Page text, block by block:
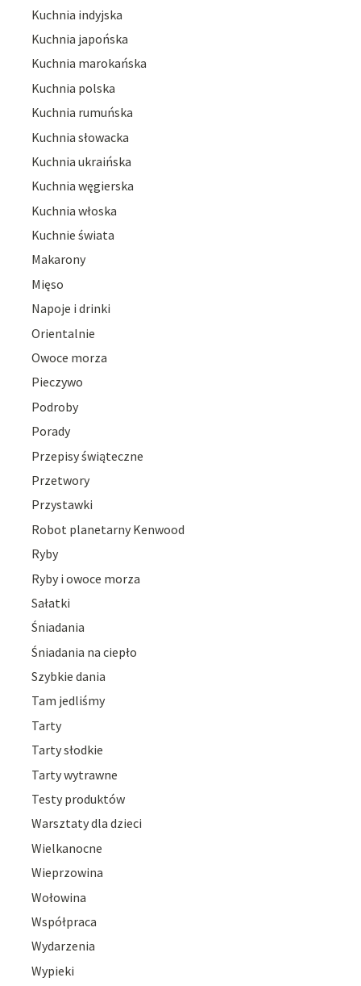
Kuchnia indyjska
Kuchnia japońska
Kuchnia marokańska
Kuchnia polska
Kuchnia rumuńska
Kuchnia słowacka
Kuchnia ukraińska
Kuchnia węgierska
Kuchnia włoska
Kuchnie świata
Makarony
Mięso
Napoje i drinki
Orientalnie
Owoce morza
Pieczywo
Podroby
Porady
Przepisy świąteczne
Przetwory
Przystawki
Robot planetarny Kenwood
Ryby
Ryby i owoce morza
Sałatki
Śniadania
Śniadania na ciepło
Szybkie dania
Tam jedliśmy
Tarty
Tarty słodkie
Tarty wytrawne
Testy produktów
Warsztaty dla dzieci
Wielkanocne
Wieprzowina
Wołowina
Współpraca
Wydarzenia
Wypieki